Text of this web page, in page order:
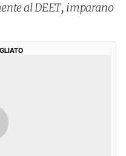
al DEET, imparano